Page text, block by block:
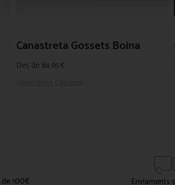
Canastreta Gossets Boina
Des de84,95€
100€ Enviaments